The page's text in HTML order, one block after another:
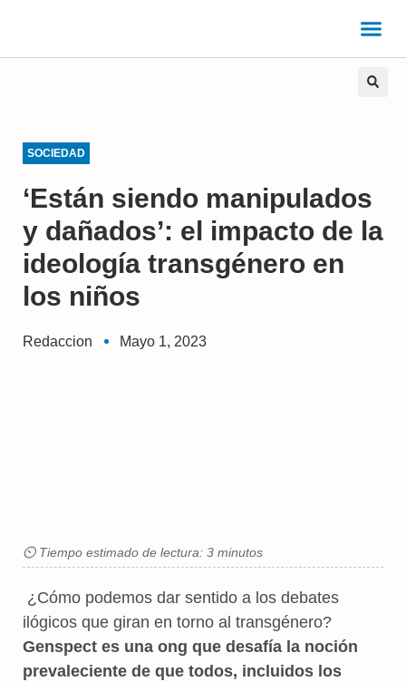
SOCIEDAD
‘Están siendo manipulados
y dañados’: el impacto de la
ideología transgénero en
los niños
Redaccion Mayo 1, 2023
⏲ Tiempo estimado de lectura: 3 minutos
¿Cómo podemos dar sentido a los debates
ilógicos que giran en torno al transgénero?
Genspect es una ong que desafía la noción
prevaleciente de que todos, incluidos los